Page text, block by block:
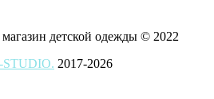
детской одежды © 2022
STUDIO. 2017-2026